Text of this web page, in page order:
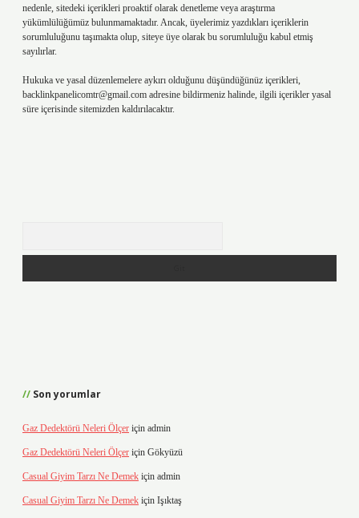
nedenle, sitedeki içerikleri proaktif olarak denetleme veya araştırma
yükümlülüğümüz bulunmamaktadır. Ancak, üyelerimiz yazdıkları içeriklerin
sorumluluğunu taşımakta olup, siteye üye olarak bu sorumluluğu kabul etmiş
sayılırlar.
Hukuka ve yasal düzenlemelere aykırı olduğunu düşündüğünüz içerikleri,
backlinkpanelicomtr@gmail.com adresine bildirmeniz halinde, ilgili içerikler yasal
süre içerisinde sitemizden kaldırılacaktır.
Son yorumlar
Gaz Dedektörü Neleri Ölçer için admin
Gaz Dedektörü Neleri Ölçer için Gökyüzü
Casual Giyim Tarzı Ne Demek için admin
Casual Giyim Tarzı Ne Demek için Işıktaş